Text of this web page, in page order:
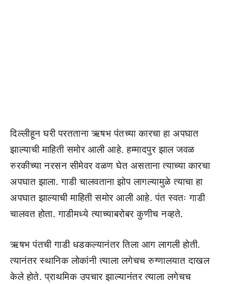
दिल्लीहून घरी परतताना ऋषभ पंतच्या कारचा हा अपघात
झाल्याची माहिती समोर आली आहे. हम्मादपुर झाल जवळ
रुरकीच्या नरसन सीमेवर वळण घेत असताना त्याच्या कारचा
अपघात झाला. गाडी चालवताना झोप लागल्यामुळे त्याचा हा
अपघात झाल्याची माहिती समोर आली आहे. पंत स्वतः गाडी
चालवत होता. गाडीमध्ये त्याच्याबरोबर कुणीच नव्हते.
ऋषभ पंतची गाडी धडकल्यानंतर तिला आग लागली होती.
त्यानंतर स्थानिक लोकांनी त्याला लगेचच रुग्णालयात दाखल
केले होते. प्राथमिक उपचार झाल्यानंतर त्याला लगेचच